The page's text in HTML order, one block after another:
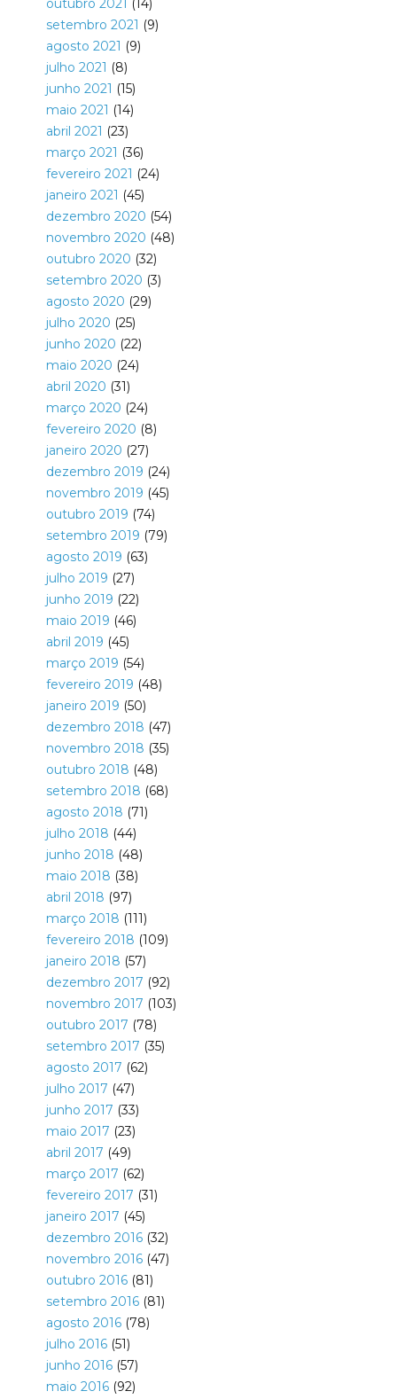
outubro 2021
(14)
setembro 2021 (9)
agosto 2021 (9)
julho 2021 (8)
junho 2021 (15)
maio 2021 (14)
abril 2021 (23)
março 2021 (36)
fevereiro 2021 (24)
janeiro 2021 (45)
dezembro 2020 (54)
novembro 2020 (48)
outubro 2020 (32)
setembro 2020 (3)
agosto 2020 (29)
julho 2020 (25)
junho 2020 (22)
maio 2020 (24)
abril 2020 (31)
março 2020 (24)
fevereiro 2020 (8)
janeiro 2020 (27)
dezembro 2019 (24)
novembro 2019 (45)
outubro 2019 (74)
setembro 2019 (79)
agosto 2019 (63)
julho 2019 (27)
junho 2019 (22)
maio 2019 (46)
abril 2019 (45)
março 2019 (54)
fevereiro 2019 (48)
janeiro 2019 (50)
dezembro 2018 (47)
novembro 2018 (35)
outubro 2018 (48)
setembro 2018 (68)
agosto 2018 (71)
julho 2018 (44)
junho 2018 (48)
maio 2018 (38)
abril 2018 (97)
março 2018 (111)
fevereiro 2018 (109)
janeiro 2018 (57)
dezembro 2017 (92)
novembro 2017 (103)
outubro 2017 (78)
setembro 2017 (35)
agosto 2017 (62)
julho 2017 (47)
junho 2017 (33)
maio 2017 (23)
abril 2017 (49)
março 2017 (62)
fevereiro 2017 (31)
janeiro 2017 (45)
dezembro 2016(32)
novembro 2016(47)
outubro 2016(81)
setembro 2016(81)
agosto 2016(78)
julho 2016(51)
junho 2016(57)
maio 2016(92)